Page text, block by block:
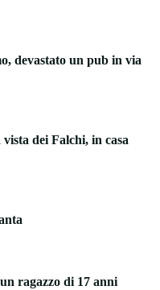
devastato un pub in via
dei Falchi, in casa
ragazzo di 17 anni